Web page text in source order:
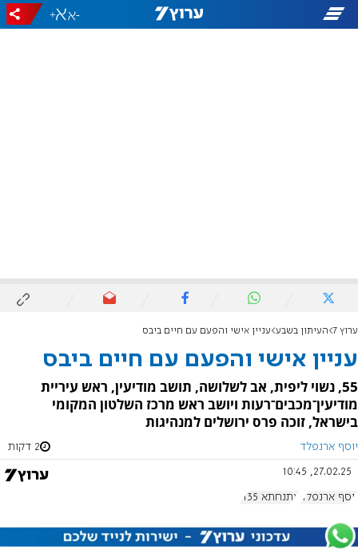
-
+
ערוץ 7 העיתון בשבע עניין אישי והפעם עם חיים ביבס
עניין אישי והפעם עם חיים ביבס
55, נשוי ליפית, אב לשלושה, תושב מודיעין, ראש עיריית
מודיעין־מכבים־רעות ויושב ראש מרכז השלטון המקומי
בישראל, זוכה פרס ירושלים למנהיגות
יוסף ארנפלד 2 דקות
27.02.25, 10:45
יוסף ארנפלד אתנחתא 1135